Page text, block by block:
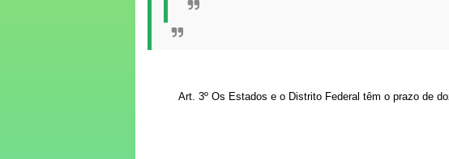
Art. 3º Os Estados e o Distrito Federal têm o prazo de